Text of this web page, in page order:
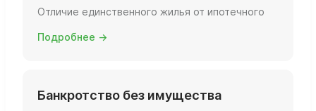
Отличие единственного жилья от ипотечного
Подробнее →
Банкротство без имущества